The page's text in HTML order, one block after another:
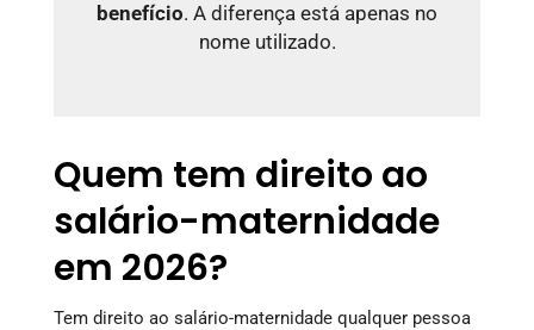
benefício. A diferença está apenas no
nome utilizado.
Quem tem direito ao
salário-maternidade
em 2026?
Tem direito ao salário-maternidade qualquer pessoa